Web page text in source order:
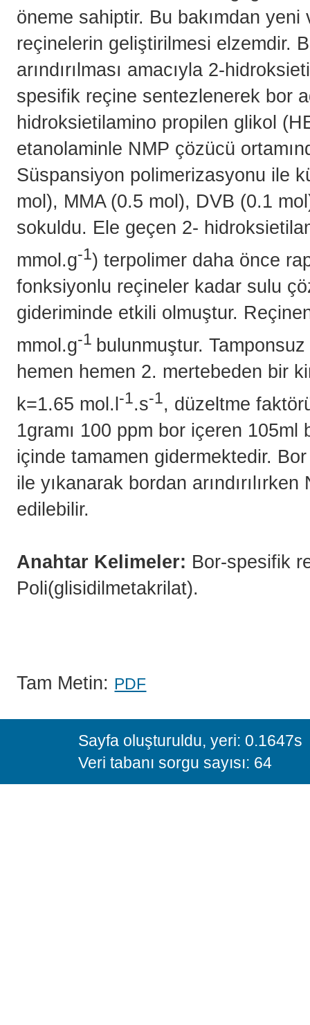
öneme sahiptir. Bu bakımdan
reçinelerin geliştirilmesi elzemdir.
arındırılması amacıyla 2-
spesifik reçine sentezlenerek bor
hidroksietilamino propilen glikol
etanolaminle NMP çözücü
Süspansiyon polimerizasyonu ile
mol), MMA (0.5 mol), DVB (0.1
sokuldu. Ele geçen 2-
mmol.g-1) terpolimer daha önce
fonksiyonlu reçineler kadar sulu
gideriminde etkili olmuştur.
mmol.g-1 bulunmuştur.
hemen hemen 2. mertebeden bir
k=1.65 mol.l-1.s-1, düzeltme
1gramı 100 ppm bor içeren
içinde tamamen gidermektedir.
ile yıkanarak bordan
edilebilir.
Anahtar Kelimeler: Bor-spesifik
Poli(glisidilmetakrilat).
Tam Metin: PDF
Sayfa oluşturuldu, yeri: 0.1647s
Veri tabanı sorgu sayısı: 64